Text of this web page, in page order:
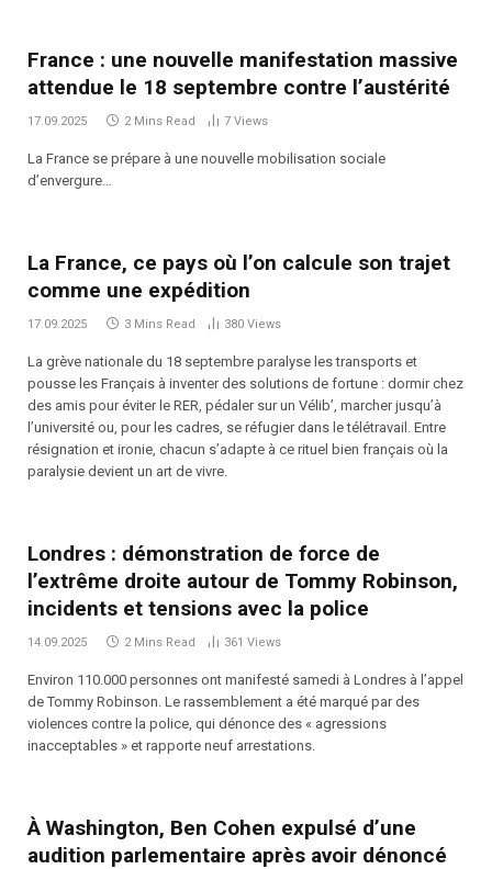
France : une nouvelle manifestation massive
attendue le 18 septembre contre l’austérité
17.09.2025 2 Mins Read 7 Views
La France se prépare à une nouvelle mobilisation sociale
d’envergure…
La France, ce pays où l’on calcule son trajet
comme une expédition
17.09.2025 3 Mins Read 380 Views
La grève nationale du 18 septembre paralyse les transports et
pousse les Français à inventer des solutions de fortune : dormir chez
des amis pour éviter le RER, pédaler sur un Vélib’, marcher jusqu’à
l’université ou, pour les cadres, se réfugier dans le télétravail. Entre
résignation et ironie, chacun s’adapte à ce rituel bien français où la
paralysie devient un art de vivre.
Londres : démonstration de force de
l’extrême droite autour de Tommy Robinson,
incidents et tensions avec la police
14.09.2025 2 Mins Read 361 Views
Environ 110.000 personnes ont manifesté samedi à Londres à l’appel
de Tommy Robinson. Le rassemblement a été marqué par des
violences contre la police, qui dénonce des « agressions
inacceptables » et rapporte neuf arrestations.
À Washington, Ben Cohen expulsé d’une
audition parlementaire après avoir dénoncé